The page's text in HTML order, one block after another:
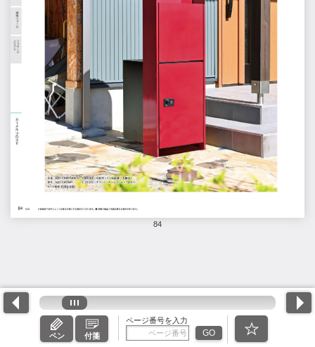
84
ペン 付箋
ページ番号を入力
GO